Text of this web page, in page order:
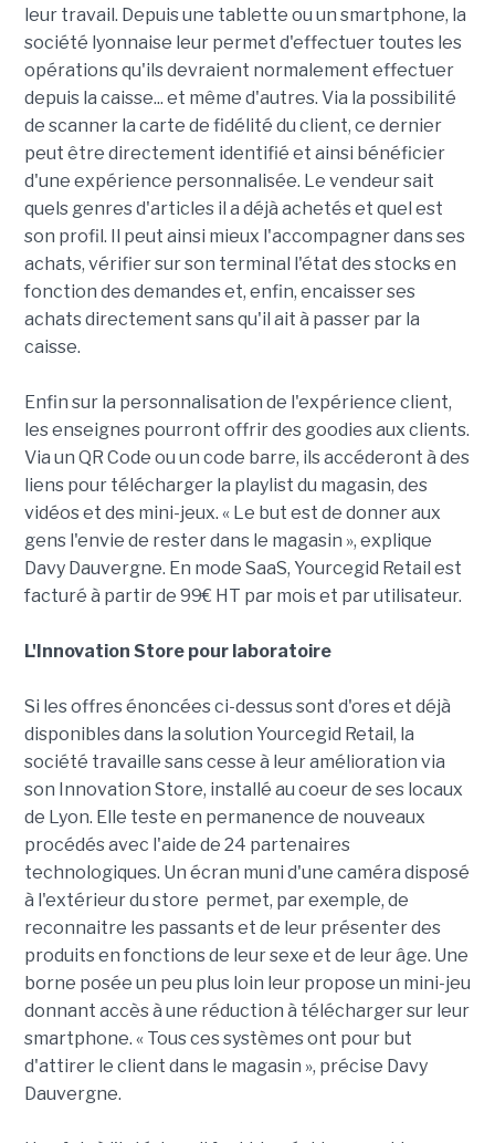
leur travail. Depuis une tablette ou un smartphone, la
société lyonnaise leur permet d'effectuer toutes les
opérations qu'ils devraient normalement effectuer
depuis la caisse... et même d'autres. Via la possibilité
de scanner la carte de fidélité du client, ce dernier
peut être directement identifié et ainsi bénéficier
d'une expérience personnalisée. Le vendeur sait
quels genres d'articles il a déjà achetés et quel est
son profil. Il peut ainsi mieux l'accompagner dans ses
achats, vérifier sur son terminal l'état des stocks en
fonction des demandes et, enfin, encaisser ses
achats directement sans qu'il ait à passer par la
caisse.
Enfin sur la personnalisation de l'expérience client,
les enseignes pourront offrir des goodies aux clients.
Via un QR Code ou un code barre, ils accéderont à des
liens pour télécharger la playlist du magasin, des
vidéos et des mini-jeux. « Le but est de donner aux
gens l'envie de rester dans le magasin », explique
Davy Dauvergne. En mode SaaS, Yourcegid Retail est
facturé à partir de 99€ HT par mois et par utilisateur.
L'Innovation Store pour laboratoire
Si les offres énoncées ci-dessus sont d'ores et déjà
disponibles dans la solution Yourcegid Retail, la
société travaille sans cesse à leur amélioration via
son Innovation Store, installé au coeur de ses locaux
de Lyon. Elle teste en permanence de nouveaux
procédés avec l'aide de 24 partenaires
technologiques. Un écran muni d'une caméra disposé
à l'extérieur du store permet, par exemple, de
reconnaitre les passants et de leur présenter des
produits en fonctions de leur sexe et de leur âge. Une
borne posée un peu plus loin leur propose un mini-jeu
donnant accès à une réduction à télécharger sur leur
smartphone. « Tous ces systèmes ont pour but
d'attirer le client dans le magasin », précise Davy
Dauvergne.